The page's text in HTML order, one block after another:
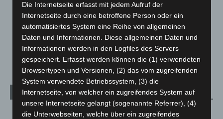
Menschen
Über uns
Veranstaltungen
1.887
Welt
Archiv
August 2026(10)
Die Internetseite erfasst mit jedem Aufruf der
Internetseite durch eine betroffene Person oder ein
automatisiertes System eine Reihe von allgemeinen
Daten und Informationen. Diese allgemeinen Daten und
Informationen werden in den Logfiles des Servers
gespeichert. Erfasst werden können die (1) verwendeten
Browsertypen und Versionen, (2) das vom zugreifenden
System verwendete Betriebssystem, (3) die
Internetseite, von welcher ein zugreifendes System auf
unsere Internetseite gelangt (sogenannte Referrer), (4)
die Unterwebseiten, welche über ein zugreifendes